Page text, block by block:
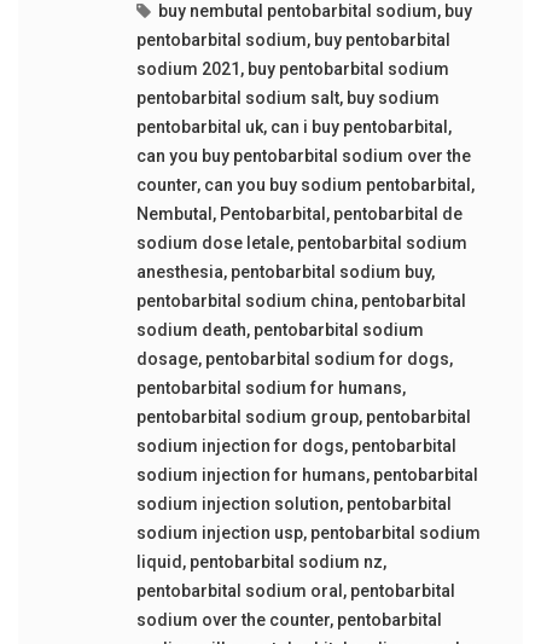
buy nembutal pentobarbital sodium, buy
pentobarbital sodium, buy pentobarbital
sodium 2021 , buy pentobarbital sodium
pentobarbital sodium salt, buy sodium
pentobarbital uk, can i buy pentobarbital ,
can you buy pentobarbital sodium over the
counter, can you buy sodium pentobarbital ,
Nembutal , Pentobarbital , pentobarbital de
sodium dose letale, pentobarbital sodium
anesthesia, pentobarbital sodium buy,
pentobarbital sodium china, pentobarbital
sodium death, pentobarbital sodium
dosage, pentobarbital sodium for dogs,
pentobarbital sodium for humans,
pentobarbital sodium group, pentobarbital
sodium injection for dogs, pentobarbital
sodium injection for humans, pentobarbital
sodium injection solution, pentobarbital
sodium injection usp, pentobarbital sodium
liquid , pentobarbital sodium nz,
pentobarbital sodium oral , pentobarbital
sodium over the counter, pentobarbital